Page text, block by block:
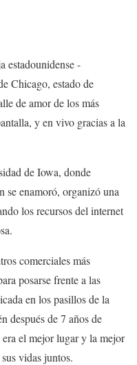
estadounidense -
Chicago, estado de
de amor de los más
y en vivo gracias a la
de Iowa, donde
enamoró, organizó una
los recursos del internet
comerciales más
posarse frente a las
en los pasillos de la
después de 7 años de
el mejor lugar y la mejor
vidas juntos.